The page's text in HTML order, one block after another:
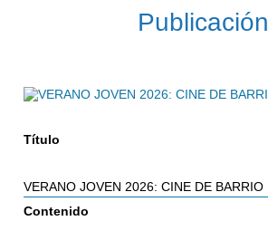
Publicación
Título
VERANO JOVEN 2026: CINE DE BARRIO
Contenido